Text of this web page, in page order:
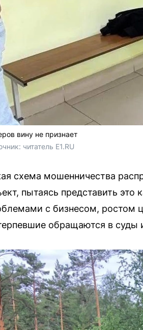
вину не признает
читатель E1.RU
схема мошенничества
пытаясь представить
с бизнесом, ростом
обращаются в суды